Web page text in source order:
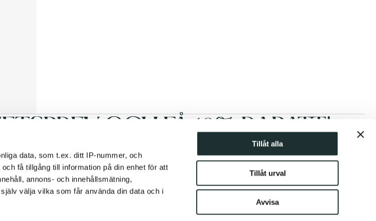
data, som t.ex. ditt IP-nummer, och
få tillgång till information på din enhet för att
annons- och innehållsmätning,
välja vilka som får använda din data och i
Tillåt alla
Tillåt urval
Avvisa
OCH FÅ 10% RABATT!
Prenumerera
REGION OCH SPRÅK